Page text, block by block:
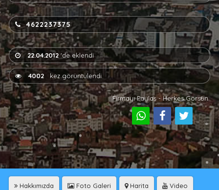
4622237375
22.04.2012'de eklendi
4002kez görüntülendi
Firmayı Paylaş - Herkes Görsün
Hakkımızda Foto Galeri Harita Video